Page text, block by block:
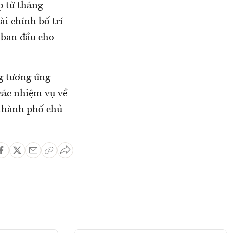
từ tháng
chính bố trí
đầu cho
tương ứng
nhiệm vụ về
phố chủ